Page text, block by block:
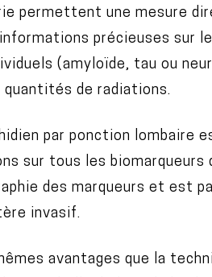
permettent une mesure
précieuses sur
(amyloïde, tau ou
de radiations.
par ponction lombaire
sur tous les
des marqueurs et est
invasif.
avantages que la